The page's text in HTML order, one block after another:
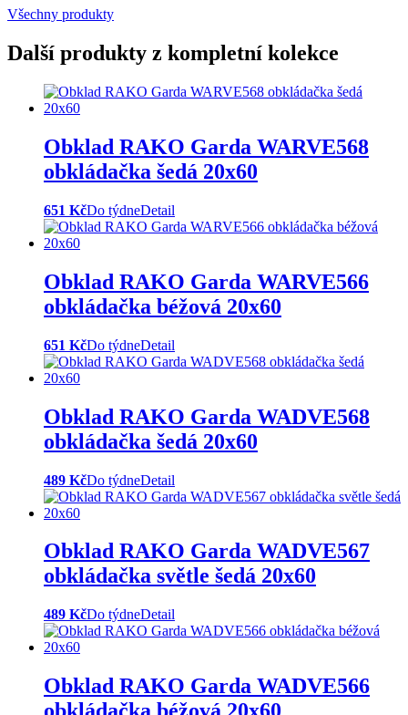
Všechny produkty
Další produkty z kompletní kolekce
Obklad RAKO Garda WARVE568
obkládačka šedá 20x60
651 KčDo týdneDetail
Obklad RAKO Garda WARVE566
obkládačka béžová 20x60
651 KčDo týdneDetail
Obklad RAKO Garda WADVE568
obkládačka šedá 20x60
489 KčDo týdneDetail
Obklad RAKO Garda WADVE567
obkládačka světle šedá 20x60
489 KčDo týdneDetail
Obklad RAKO Garda WADVE566